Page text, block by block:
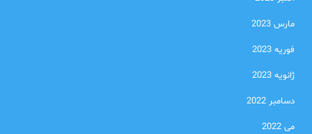
مارس 2023
فوریه 2023
ژانویه 2023
دسامبر 2022
می 2022